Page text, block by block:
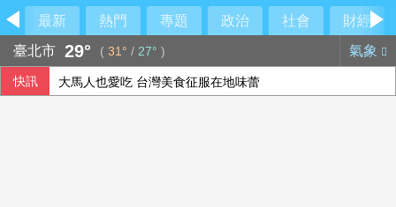
最新 熱門 專題 政治 社會
財經
臺北市 29° ( 31° / 27° ) 氣象
快訊 大馬人也愛吃 台灣美食征服在地味蕾